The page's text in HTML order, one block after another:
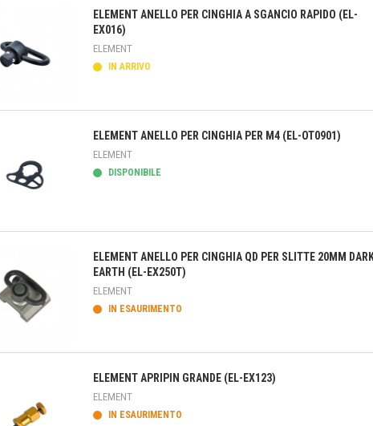
Anteprima
ELEMENT ANELLO PER CINGHIA A SGANCIO RAPIDO (EL-
EX016)
ELEMENT
IN ARRIVO
Anteprima
ELEMENT ANELLO PER CINGHIA PER M4 (EL-OT0901)
ELEMENT
DISPONIBILE
Anteprima
ELEMENT ANELLO PER CINGHIA QD PER SLITTE 20MM
EARTH (EL-EX250T)
ELEMENT
IN ESAURIMENTO
ELEMENT APRIPIN GRANDE (EL-EX123)
ELEMENT
IN ESAURIMENTO